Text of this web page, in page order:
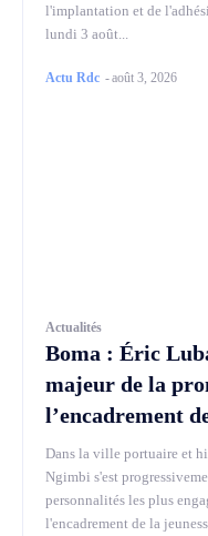
l'implantation et de
lundi 3 août...
Actu Rdc -août 3, 2026
Actualités
Boma : Éric
majeur de la
l’encadrement
Dans la ville portuaire et
Ngimbi s'est
personnalités les plus
l'encadrement de la